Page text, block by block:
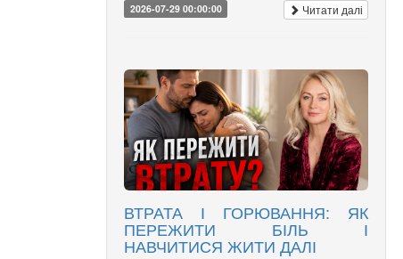
2026-07-29 00:00:00 Читати далі
ВТРАТА І ГОРЮВАННЯ: ЯК
ПЕРЕЖИТИ БІЛЬ І
НАВЧИТИСЯ ЖИТИ ДАЛІ